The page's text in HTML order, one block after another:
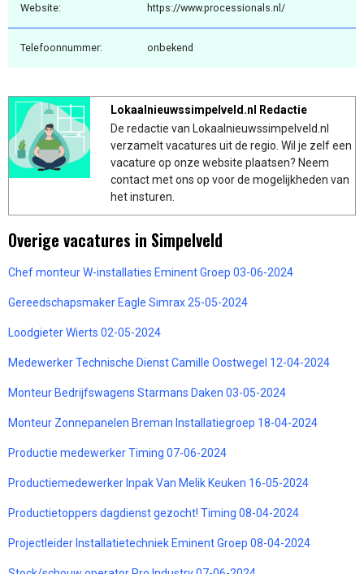
Website: https://www.processionals.nl/
Telefoonnummer: onbekend
Lokaalnieuwssimpelveld.nl Redactie
De redactie van Lokaalnieuwssimpelveld.nl
verzamelt vacatures uit de regio. Wil je zelf een
vacature op onze website plaatsen? Neem
contact met ons op voor de mogelijkheden van
het insturen.
Overige vacatures in Simpelveld
Chef monteur W-installaties Eminent Groep 03-06-2024
Gereedschapsmaker Eagle Simrax 25-05-2024
Loodgieter Wierts 02-05-2024
Medewerker Technische Dienst Camille Oostwegel 12-04-2024
Monteur Bedrijfswagens Starmans Daken 03-05-2024
Monteur Zonnepanelen Breman Installatiegroep 18-04-2024
Productie medewerker Timing 07-06-2024
Productiemedewerker Inpak Van Melik Keuken 16-05-2024
Productietoppers dagdienst gezocht! Timing 08-04-2024
Projectleider Installatietechniek Eminent Groep 08-04-2024